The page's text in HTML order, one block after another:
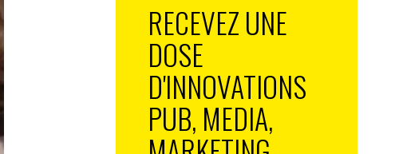
RECEVEZ UNE
DOSE
D'INNOVATIONS
PUB, MEDIA,